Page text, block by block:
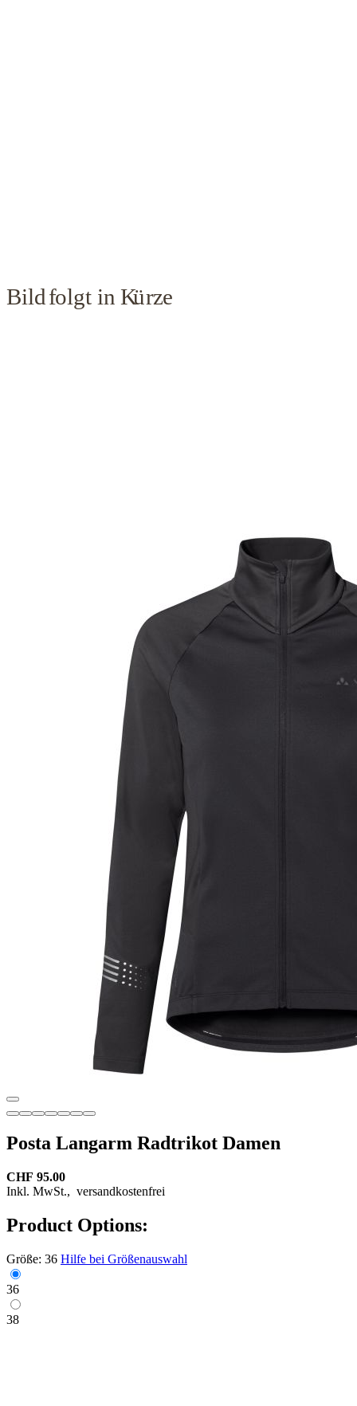
Posta Langarm Radtrikot Damen
CHF 95.00
Inkl. MwSt., versandkostenfrei
Product Options:
Größe: 36 Hilfe bei Größenauswahl
36
38